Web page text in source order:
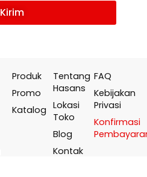
Kirim
Produk
Promo
Katalog
Tentang
Hasans
Lokasi
Toko
Blog
Kontak
FAQ
Kebijakan
Privasi
Konfirmasi